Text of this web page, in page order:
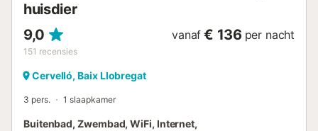
huisdier
9,0
151 recensies
vanaf € 136 per nacht
Cervelló, Baix Llobregat
3 pers. 1 slaapkamer
Buitenbad, Zwembad, WiFi, Internet,